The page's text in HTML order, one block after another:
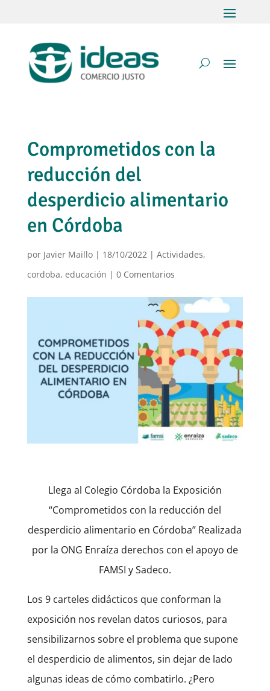
Comprometidos con la
reducción del
desperdicio alimentario
en Córdoba
por Javier Maillo| 18/10/2022 | Actividades,
cordoba, educación | 0 Comentarios
Llega al Colegio Córdoba la Exposición
“Comprometidos con la reducción del
desperdicio alimentario en Córdoba” Realizada
por la ONG Enraíza derechos con el apoyo de
FAMSI y Sadeco.
Los 9 carteles didácticos que conforman la
exposición nos revelan datos curiosos, para
sensibilizarnos sobre el problema que supone
el desperdicio de alimentos, sin dejar de lado
algunas ideas de cómo combatirlo. ¿Pero